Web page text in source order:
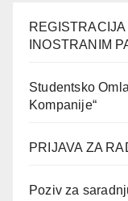
INOSTRANIM
Studentsko
Kompanije“
PRIJAVA ZA
Poziv za